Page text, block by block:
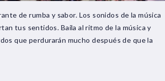
de rumba y sabor. Los sonidos de la música
tus sentidos. Baila al ritmo de la música y
que perdurarán mucho después de que la